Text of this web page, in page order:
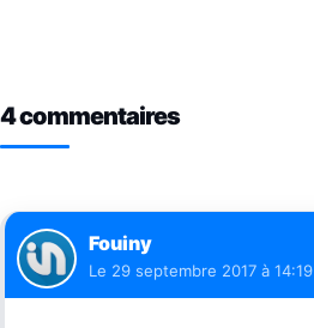
4 commentaires
Fouiny
Le 29 septembre 2017 à 14:19